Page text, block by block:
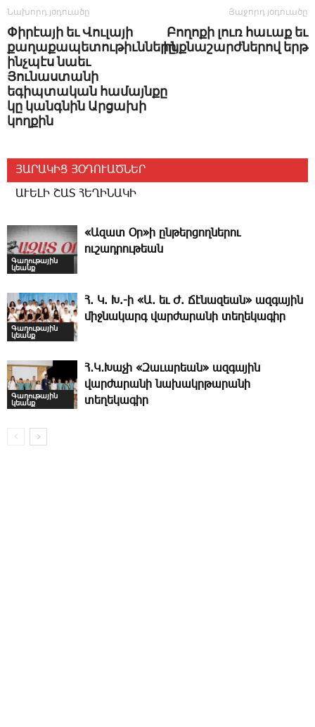
Նախորդ յօդուածը
Փիրէայի եւ Վուլայի
քաղաքապետութիւնները,
ինչպէս նաեւ
Յունաստանի
եգիպտական համայնքը
կը կանգնին Արցախի
կողքին
Յաջորդ յօդուածը
Բողոքի լուռ հաւաք եւ
ինքնաշարժներով երթ
ՅԱՐԱԿԻՑ ՅՕԴՈՒԱԾՆԵՐ
ԱՒԵԼԻ ՇԱՏ ՀԵՂԻՆԱԿԻ
Գաղութային
կեանք
«Ազատ Օր»ի ընթերցողներու
ուշադրութեան
Գաղութային
կեանք
Հ. Կ. Խ.-ի «Ա. եւ Ժ. ­Ճէնազեան» ազգային
միջնակարգ վարժարանի տեղեկագիր
Գաղութային
կեանք
Հ․Կ․Խաչի «Զաւարեան» ազգային
վարժարանի նախակրթարանի
տեղեկագիր